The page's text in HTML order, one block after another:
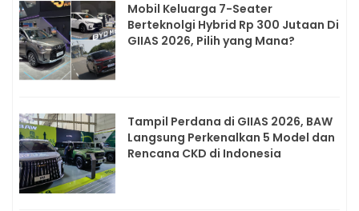
Mobil Keluarga 7-Seater
Berteknolgi Hybrid Rp 300 Jutaan Di
GIIAS 2026, Pilih yang Mana?
Tampil Perdana di GIIAS 2026, BAW
Langsung Perkenalkan 5 Model dan
Rencana CKD di Indonesia